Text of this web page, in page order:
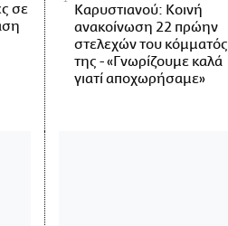
σε
Καρυστιανού: Κοινή
ανακοίνωση 22 πρώην
στελεχών του κόμματός
της - «Γνωρίζουμε καλά
γιατί αποχωρήσαμε»